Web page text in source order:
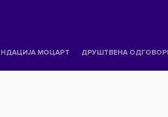
МОЦАРТ ДРУШТВЕНА